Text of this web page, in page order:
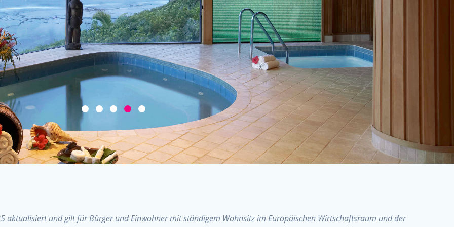
aktualisiert und gilt für Bürger und Einwohner mit ständigem Wohnsitz im Europäischen Wirtschaftsraum und der